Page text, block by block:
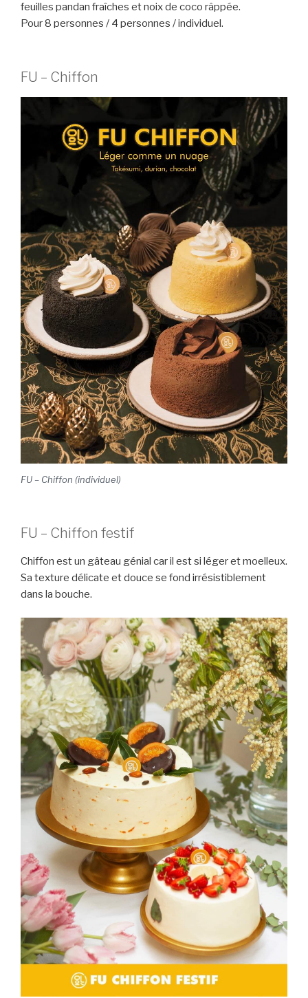
feuilles pandan fraîches et noix de coco râppée.
Pour 8 personnes / 4 personnes / individuel.
FU – Chiffon
FU – Chiffon (individuel)
FU – Chiffon festif
Chiffon est un gâteau génial car il est si léger et moelleux.
Sa texture délicate et douce se fond irrésistiblement
dans la bouche.